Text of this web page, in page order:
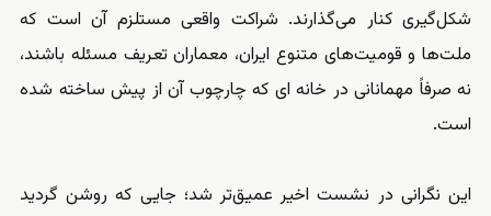
شکل‌گیری کنار می‌گذارند. شراکت واقعی مستلزم آن است که
ملت‌ها و قومیت‌های متنوع ایران، معماران تعریف مسئله باشند،
نه صرفاً مهمانانی در خانه‌ ای که چارچوب آن از پیش ساخته شده
است.
این نگرانی در نشست اخیر عمیق‌تر شد؛ جایی که روشن گردید